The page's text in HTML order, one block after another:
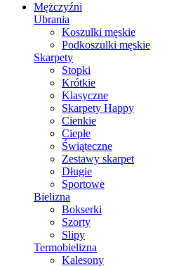
Mężczyźni
Ubrania
Koszulki męskie
Podkoszulki męskie
Skarpety
Stopki
Krótkie
Klasyczne
Skarpety Happy
Cienkie
Ciepłe
Świąteczne
Zestawy skarpet
Długie
Sportowe
Bielizna
Bokserki
Szorty
Slipy
Termobielizna
Kalesony